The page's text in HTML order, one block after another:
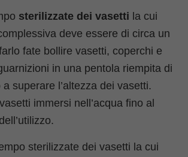
sterilizzate dei vasetti la cui
deve essere di circa un
fate bollire vasetti, coperchi e
in una pentola riempita di
superare l’altezza dei vasetti.
immersi nell’acqua fino al